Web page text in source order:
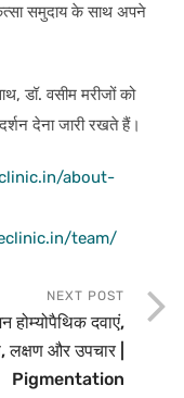
समुदाय के साथ अपने
डॉ. वसीम मरीजों को
देना जारी रखते हैं।
about-
team/
NEXT POST
होम्योपैथिक दवाएं,
लक्षण और उपचार |
Pigmentation